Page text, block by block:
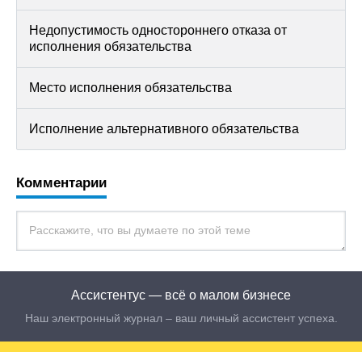
Недопустимость одностороннего отказа от
исполнения обязательства
Место исполнения обязательства
Исполнение альтернативного обязательства
Комментарии
Ассистентус — всё о малом бизнесе
Наш электронный журнал – ваш личный ассистент успеха.